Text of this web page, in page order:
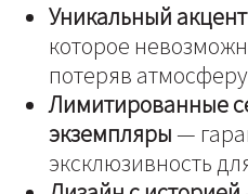
Уникальный
которое
потеряв
Лимитированные
экземпляры—
эксклюзивность